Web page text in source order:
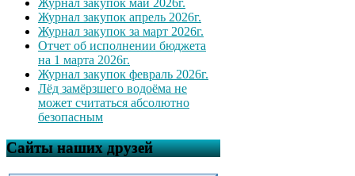
Журнал закупок апрель 2026г.
Журнал закупок за март 2026г.
Отчет об исполнении бюджета
на 1 марта 2026г.
Журнал закупок февраль 2026г.
Лёд замёрзшего водоёма не
может считаться абсолютно
безопасным
Сайты наших друзей